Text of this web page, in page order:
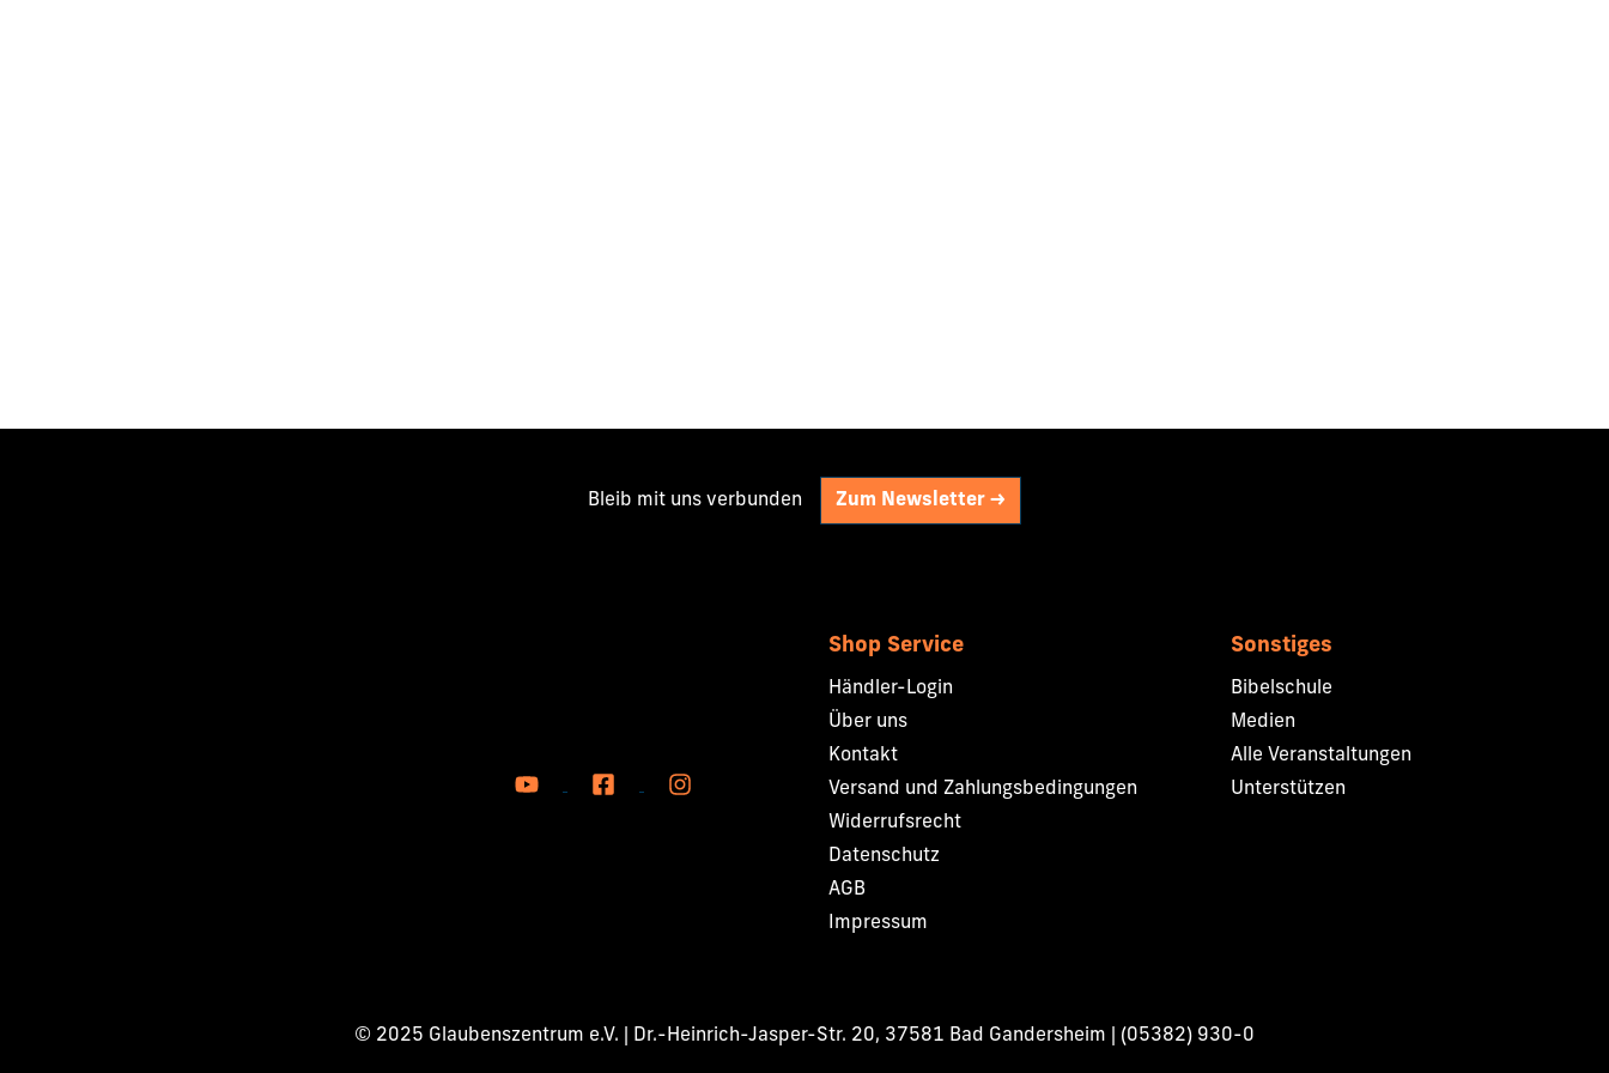
Bleib mit uns verbunden Zum Newsletter ->
Shop Service
Händler-Login
Über uns
Kontakt
Versand und Zahlungsbedingungen
Widerrufsrecht
Datenschutz
AGB
Impressum
Sonstiges
Bibelschule
Medien
Alle Veranstaltungen
Unterstützen
© 2025 Glaubenszentrum e.V. | Dr.-Heinrich-Jasper-Str. 20, 37581 Bad Gandersheim | (05382) 930-0